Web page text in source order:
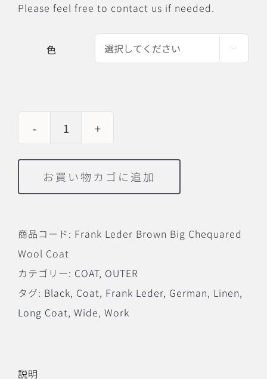
Please feel free to contact us if needed.
色 
Frank
Leder
Brown
Big
Wool
Coat
個
お買い物カゴに追加
商品コード: Frank Leder Brown Big Chequared
Wool Coat
カテゴリー: COAT, OUTER
タグ: Black, Coat, Frank Leder, German, Linen,
Long Coat, Wide, Work
説明